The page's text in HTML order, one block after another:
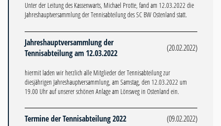
Unter der Leitung des Kassenwarts, Michael Protte, fand am 12.03.2022 die
Jahreshauptversammlung der Tennisabteilung des SC BW Ostenland statt.
Jahreshauptversammlung der
Tennisabteilung am 12.03.2022
(20.02.2022)
hiermit laden wir herzlich alle Mitglieder der Tennisabteilung zur
diesjährigen Jahreshauptversammlung, am Samstag, den 12.03.2022 um
19.00 Uhr auf unserer schönen Anlage am Lönsweg in Ostenland ein.
Termine der Tennisabteilung 2022 (09.02.2022)